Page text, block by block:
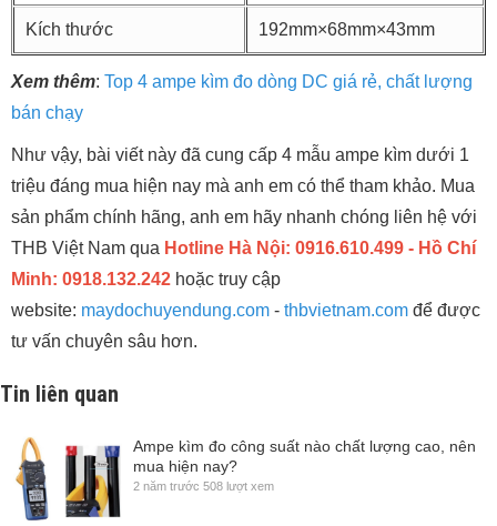
Kích thước 192mm×68mm×43mm
Xem thêm: Top 4 ampe kìm đo dòng DC giá rẻ, chất lượng
bán chạy
Như vậy, bài viết này đã cung cấp 4 mẫu ampe kìm dưới 1
triệu đáng mua hiện nay mà anh em có thể tham khảo. Mua
sản phẩm chính hãng, anh em hãy nhanh chóng liên hệ với
THB Việt Nam qua Hotline Hà Nội: 0916.610.499 - Hồ Chí
Minh: 0918.132.242 hoặc truy cập
website: maydochuyendung.com - thbvietnam.com để được
tư vấn chuyên sâu hơn.
Tin liên quan
Ampe kìm đo công suất nào chất lượng cao, nên
mua hiện nay?
2 năm trước 508 lượt xem